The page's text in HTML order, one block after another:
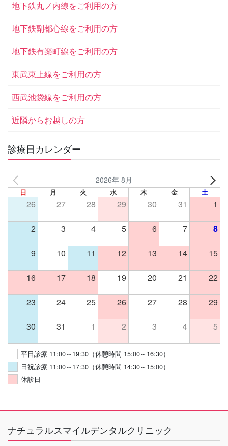
地下鉄丸ノ内線をご利用の方
地下鉄副都心線をご利用の方
地下鉄有楽町線をご利用の方
東武東上線をご利用の方
西武池袋線をご利用の方
近隣からお越しの方
診療日カレンダー
2026年 8月
日 月 火 水 木 金 土
26 27 28 29 30 31 1
2 3 4 5 6 7 8
9 10 11 12 13 14 15
16 17 18 19 20 21 22
23 24 25 26 27 28 29
30 31 1 2 3 4 5
平日診療 11:00～19:30（休憩時間 15:00～16:30）
日祝診療 11:00～17:30（休憩時間 14:30～15:00）
休診日
ナチュラルスマイルデンタルクリニック